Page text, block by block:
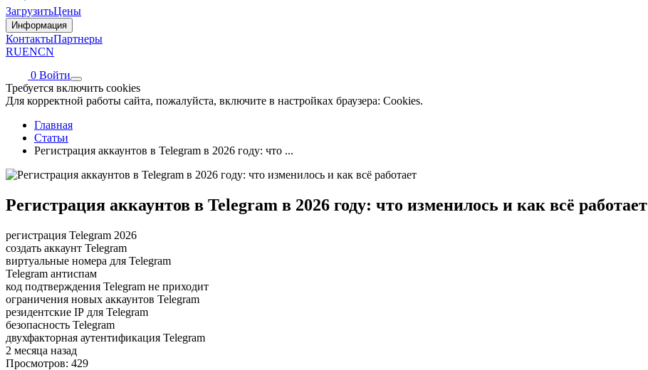
ЗагрузитьЦены
Информация
КонтактыПартнеры
RUENCN
0 Войти
Требуется включить cookies
Для корректной работы сайта, пожалуйста, включите в настройках браузера: Cookies.
Главная
Статьи
Регистрация аккаунтов в Telegram в 2026 году: что ...
Регистрация аккаунтов в Telegram в 2026 году: что изменилось и как всё работает
регистрация Telegram 2026
создать аккаунт Telegram
виртуальные номера для Telegram
Telegram антиспам
код подтверждения Telegram не приходит
ограничения новых аккаунтов Telegram
резидентские IP для Telegram
безопасность Telegram
двухфакторная аутентификация Telegram
2 месяца назад
Просмотров: 429